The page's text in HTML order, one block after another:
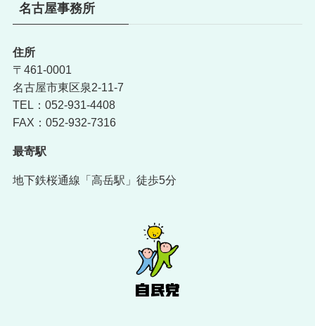
名古屋事務所
住所
〒461-0001
名古屋市東区泉2-11-7
TEL：052-931-4408
FAX：052-932-7316
最寄駅
地下鉄桜通線「高岳駅」徒歩5分